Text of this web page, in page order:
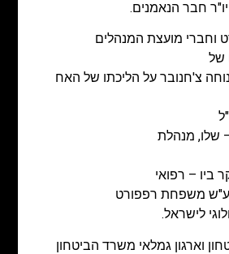
חבר הנאמנים.
וחברי מועצת המנהלים
של
צ'חנובר על הליכתו של האח
שלו, מנהלת
ביו – רפואי
ע"ש משפחת רפפורט
לישראל.
וארגון גמלאי משרד הביטחון